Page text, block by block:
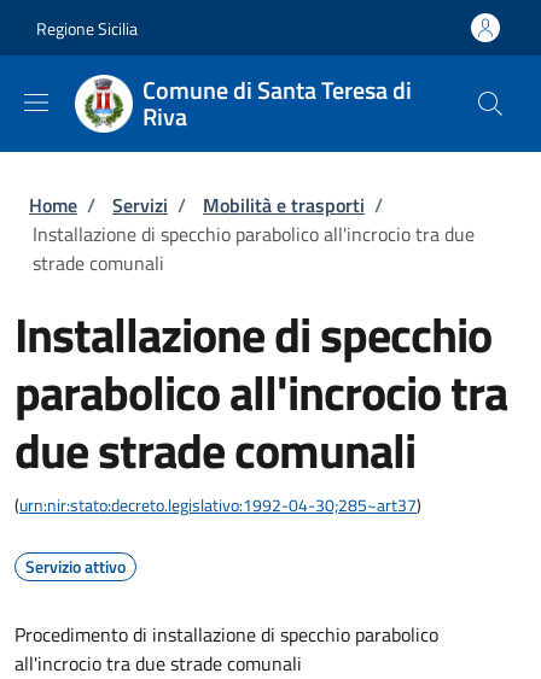
Regione Sicilia
Comune di Santa Teresa di
Riva
Briciole di pane
Home / Servizi / Mobilità e trasporti /
Installazione di specchio parabolico all'incrocio tra due
strade comunali
Installazione di specchio
parabolico all'incrocio tra
due strade comunali
(urn:nir:stato:decreto.legislativo:1992-04-30;285~art37)
Servizio attivo
Procedimento di installazione di specchio parabolico
all'incrocio tra due strade comunali